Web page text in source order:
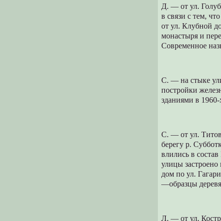
Д. — от ул.
в связи с тем,
от ул. Клубной
монастыря и
Современное
С. — на стыке
постройки
зданиями в 1960-
С. — от ул.
берегу р.
влились в
улицы
дом по ул.
—образцы
Л. — от ул.